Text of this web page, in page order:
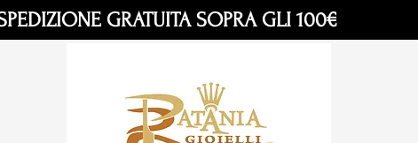
GRATUITA SOPRA GLI 100€